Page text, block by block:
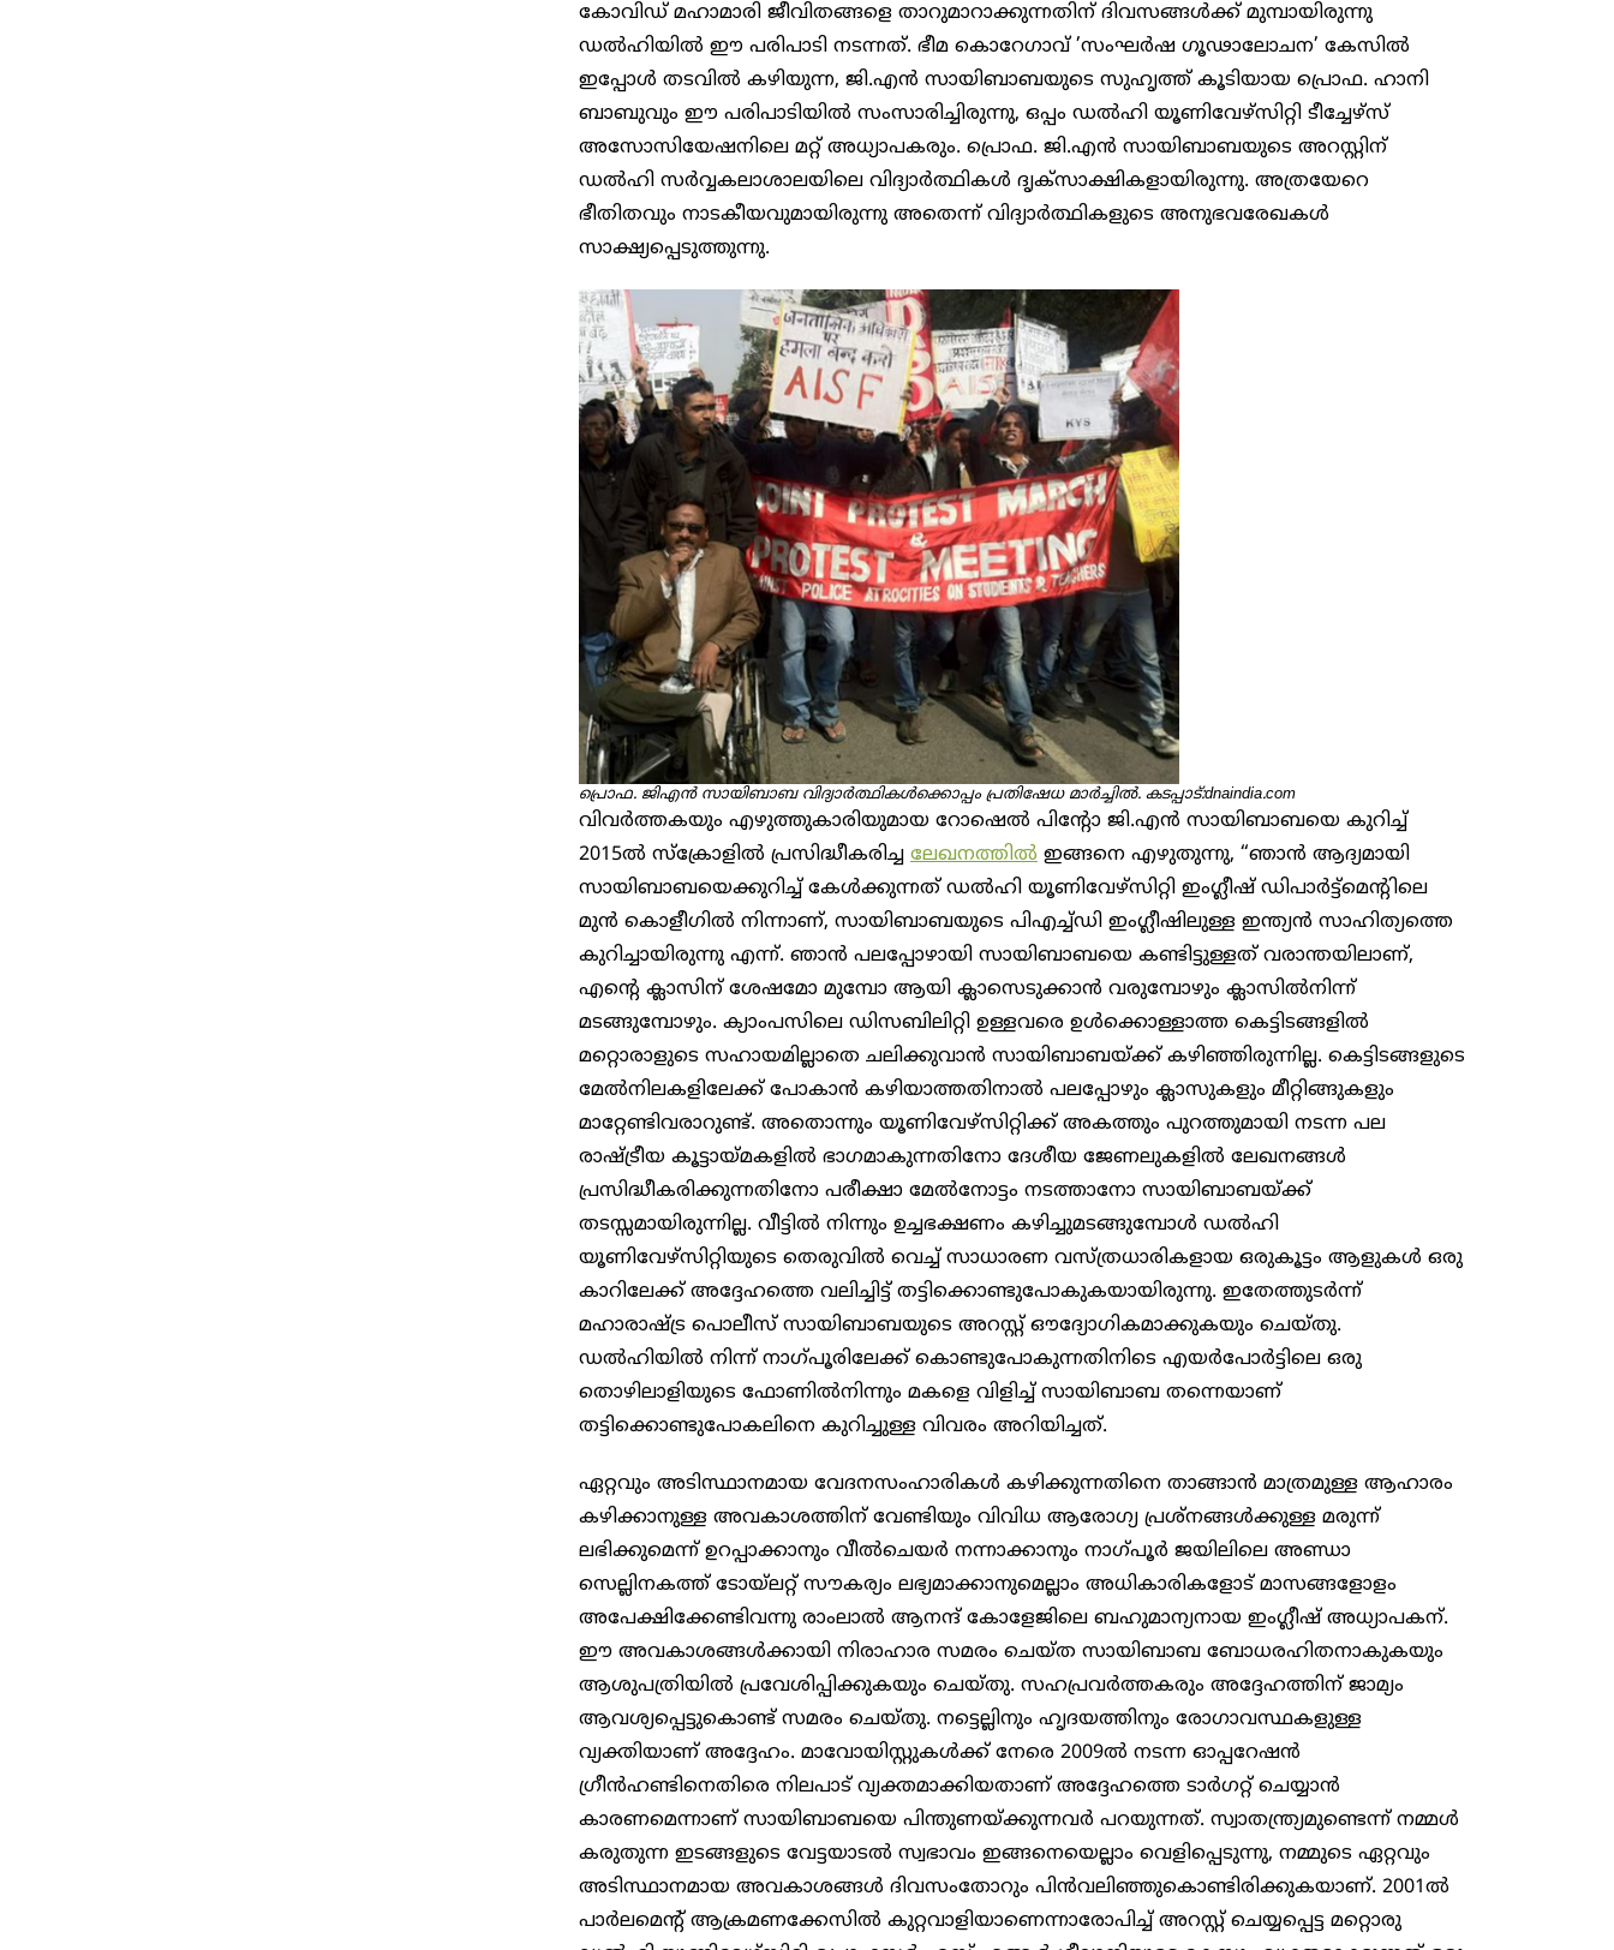
കോവിഡ് മഹാമാരി ജീവിതങ്ങളെ താറുമാറാക്കുന്നതിന് ദിവസങ്ങൾക്ക് മുമ്പായിരുന്നു
ഡൽഹിയിൽ ഈ പരിപാടി നടന്നത്. ഭീമ കൊറേ​ഗാവ് ​’സംഘർഷ ​ഗൂഢാലോചന’ കേസിൽ
ഇപ്പോൾ തടവിൽ കഴിയുന്ന, ജി.എൻ സായിബാബയുടെ സുഹൃത്ത് കൂടിയായ പ്രൊഫ. ഹാനി
ബാബുവും ഈ പരിപാടിയിൽ സംസാരിച്ചിരുന്നു, ഒപ്പം ഡൽ​ഹി യൂണിവേഴ്സിറ്റി ടീച്ചേഴ്സ്
അസോസിയേഷനിലെ മറ്റ് അധ്യാപകരും. പ്രൊഫ. ജി.എൻ സായിബാബയുടെ അറസ്റ്റിന്
ഡൽഹി സർവ്വകലാശാലയിലെ വിദ്യാർത്ഥികൾ ദൃക്സാക്ഷികളായിരുന്നു. അത്രയേറെ
ഭീതിതവും നാടകീയവുമായിരുന്നു അതെന്ന് വിദ്യാർത്ഥികളുടെ അനുഭവരേഖകൾ
സാക്ഷ്യപ്പെടുത്തുന്നു.
പ്രൊഫ. ജിഎൻ സായിബാബ വിദ്യാർത്ഥികൾക്കൊപ്പം പ്രതിഷേധ മാർച്ചിൽ. കടപ്പാട്:dnaindia.com
വിവർത്തകയും എഴുത്തുകാരിയുമായ റോഷെൽ പിന്റോ ജി.എൻ സായിബാബയെ കുറിച്ച്
2015ൽ സ്‌ക്രോളിൽ പ്രസിദ്ധീകരിച്ച ലേഖനത്തിൽ ഇങ്ങനെ എഴുതുന്നു, “ഞാൻ ആദ്യമായി
സായിബാബയെക്കുറിച്ച് കേൾക്കുന്നത് ഡൽഹി യൂണിവേഴ്‌സിറ്റി ഇംഗ്ലീഷ് ഡിപാർട്ട്‌മെന്റിലെ
മുൻ കൊളീഗിൽ നിന്നാണ്, സായിബാബയുടെ പിഎച്ച്ഡി ഇംഗ്ലീഷിലുള്ള ഇന്ത്യൻ സാഹിത്യത്തെ
കുറിച്ചായിരുന്നു എന്ന്. ഞാൻ പലപ്പോഴായി സായിബാബയെ കണ്ടിട്ടുള്ളത് വരാന്തയിലാണ്,
എന്റെ ക്ലാസിന് ശേഷമോ മുമ്പോ ആയി ക്ലാസെടുക്കാൻ വരുമ്പോഴും ക്ലാസിൽനിന്ന്
മടങ്ങുമ്പോഴും. ക്യാംപസിലെ ഡിസബിലിറ്റി ഉള്ളവരെ ഉൾക്കൊള്ളാത്ത കെട്ടിടങ്ങളിൽ
മറ്റൊരാളുടെ സഹായമില്ലാതെ ചലിക്കുവാൻ സായിബാബയ്ക്ക് കഴിഞ്ഞിരുന്നില്ല. കെട്ടിടങ്ങളുടെ
മേൽനിലകളിലേക്ക് പോകാൻ കഴിയാത്തതിനാൽ പലപ്പോഴും ക്ലാസുകളും മീറ്റിങ്ങുകളും
മാറ്റേണ്ടിവരാറുണ്ട്. അതൊന്നും യൂണിവേഴ്‌സിറ്റിക്ക് അകത്തും പുറത്തുമായി നടന്ന പല
രാഷ്ട്രീയ കൂട്ടായ്മകളിൽ ഭാഗമാകുന്നതിനോ ദേശീയ ജേണലുകളിൽ ലേഖനങ്ങൾ
പ്രസിദ്ധീകരിക്കുന്നതിനോ പരീക്ഷാ മേൽനോട്ടം നടത്താനോ സായിബാബയ്ക്ക്
തടസ്സമായിരുന്നില്ല. വീട്ടിൽ നിന്നും ഉച്ചഭക്ഷണം കഴിച്ചുമടങ്ങുമ്പോൾ ഡൽഹി
യൂണിവേഴ്‌സിറ്റിയുടെ തെരുവിൽ വെച്ച് സാധാരണ വസ്ത്രധാരികളായ ഒരുകൂട്ടം ആളുകൾ ഒരു
കാറിലേക്ക് അദ്ദേഹത്തെ വലിച്ചിട്ട് തട്ടിക്കൊണ്ടുപോകുകയായിരുന്നു. ഇതേത്തുടർന്ന്
മഹാരാഷ്ട്ര പൊലീസ് സായിബാബയുടെ അറസ്റ്റ് ഔദ്യോഗികമാക്കുകയും ചെയ്തു.
ഡൽഹിയിൽ നിന്ന് നാഗ്പൂരിലേക്ക് കൊണ്ടുപോകുന്നതിനിടെ എയർപോർട്ടിലെ ഒരു
തൊഴിലാളിയുടെ ഫോണിൽനിന്നും മകളെ വിളിച്ച് സായിബാബ തന്നെയാണ്
തട്ടിക്കൊണ്ടുപോകലിനെ കുറിച്ചുള്ള വിവരം അറിയിച്ചത്.
ഏറ്റവും അടിസ്ഥാനമായ വേദനസംഹാരികൾ കഴിക്കുന്നതിനെ താങ്ങാൻ മാത്രമുള്ള ആഹാരം
കഴിക്കാനുള്ള അവകാശത്തിന് വേണ്ടിയും വിവിധ ആരോഗ്യ പ്രശ്‌നങ്ങൾക്കുള്ള മരുന്ന്
ലഭിക്കുമെന്ന് ഉറപ്പാക്കാനും വീൽചെയർ നന്നാക്കാനും നാഗ്പൂർ ജയിലിലെ അണ്ഡാ
സെല്ലിനകത്ത് ടോയ്‌ലറ്റ് സൗകര്യം ലഭ്യമാക്കാനുമെല്ലാം അധികാരികളോട് മാസങ്ങളോളം
അപേക്ഷിക്കേണ്ടിവന്നു രാംലാൽ ആനന്ദ് കോളേജിലെ ബഹുമാന്യനായ ഇംഗ്ലീഷ് അധ്യാപകന്.
ഈ അവകാശങ്ങൾക്കായി നിരാഹാര സമരം ചെയ്ത സായിബാബ ബോധരഹിതനാകുകയും
ആശുപത്രിയിൽ പ്രവേശിപ്പിക്കുകയും ചെയ്തു. സഹപ്രവർത്തകരും അദ്ദേഹത്തിന് ജാമ്യം
ആവശ്യപ്പെട്ടുകൊണ്ട് സമരം ചെയ്തു. നട്ടെല്ലിനും ഹൃദയത്തിനും രോഗാവസ്ഥകളുള്ള
വ്യക്തിയാണ് അദ്ദേഹം. മാവോയിസ്റ്റുകൾക്ക് നേരെ 2009ൽ നടന്ന ഓപ്പറേഷൻ
ഗ്രീൻഹണ്ടിനെതിരെ നിലപാട് വ്യക്തമാക്കിയതാണ് അദ്ദേഹത്തെ ടാർഗറ്റ് ചെയ്യാൻ
കാരണമെന്നാണ് സായിബാബയെ പിന്തുണയ്ക്കുന്നവർ പറയുന്നത്. സ്വാതന്ത്ര്യമുണ്ടെന്ന് നമ്മൾ
കരുതുന്ന ഇടങ്ങളുടെ വേട്ടയാടൽ സ്വഭാവം ഇങ്ങനെയെല്ലാം വെളിപ്പെടുന്നു, നമ്മുടെ ഏറ്റവും
അടിസ്ഥാനമായ അവകാശങ്ങൾ ദിവസംതോറും പിൻവലിഞ്ഞുകൊണ്ടിരിക്കുകയാണ്. 2001ൽ
പാർലമെന്റ് ആക്രമണക്കേസിൽ കുറ്റവാളിയാണെന്നാരോപിച്ച് അറസ്റ്റ് ചെയ്യപ്പെട്ട മറ്റൊരു